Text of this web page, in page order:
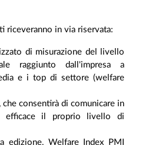
riceveranno in via riservata:
di misurazione del livello
raggiunto dall'impresa a
e i top di settore (welfare
consentirà di comunicare in
efficace il proprio livello di
edizione, Welfare Index PMI